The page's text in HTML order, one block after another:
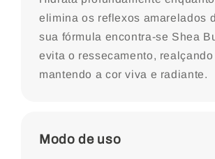
elimina os reflexos amarelados
sua fórmula encontra-se Shea
evita o ressecamento,
mantendo a cor viva e radiante.
Modo de uso